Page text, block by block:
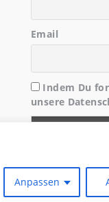
Anpassen
Email
Indem Du
unsere